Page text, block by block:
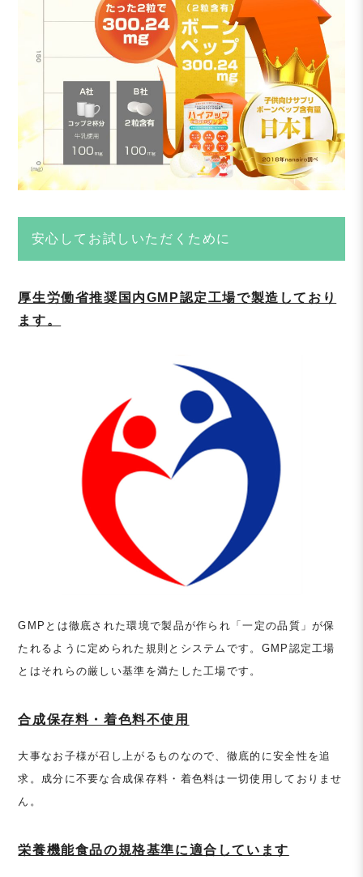
安心してお試しいただくために
厚生労働省推奨国内GMP認定工場で製造しており
ます。
GMPとは徹底された環境で製品が作られ「一定の品質」が保
たれるように定められた規則とシステムです。GMP認定工場
とはそれらの厳しい基準を満たした工場です。
合成保存料・着色料不使用
大事なお子様が召し上がるものなので、徹底的に安全性を追
求。成分に不要な合成保存料・着色料は一切使用しておりませ
ん。
栄養機能食品の規格基準に適合しています